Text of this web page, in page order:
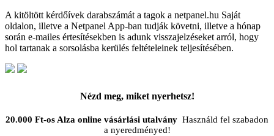
A kitöltött kérdőívek darabszámát a tagok a netpanel.hu Saját
oldalon, illetve a Netpanel App-ban tudják követni, illetve a hónap
során e-mailes értesítésekben is adunk visszajelzéseket arról, hogy
hol tartanak a sorsolásba kerülés feltételeinek teljesítésében.
Nézd meg, miket nyerhetsz!
20.000 Ft-os Alza online vásárlási utalvány Használd fel szabadon
a nyeredményed!